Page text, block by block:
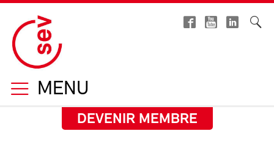
MENU
DEVENIR MEMBRE